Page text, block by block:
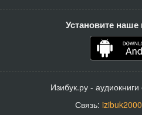
Установите
Изибук.ру -
Связь: